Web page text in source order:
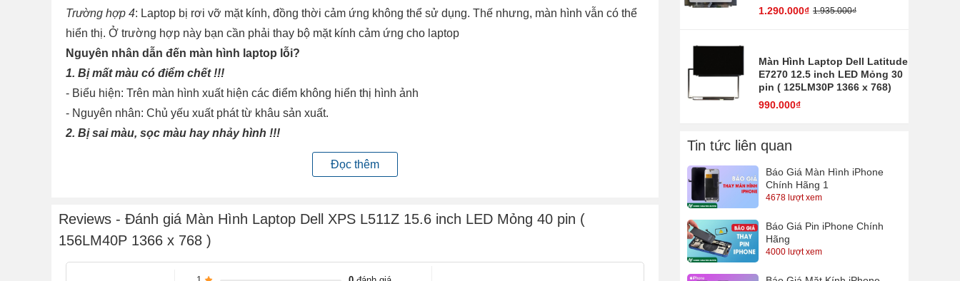
Trường hợp 4: Laptop bị rơi vỡ mặt kính, đồng thời cảm ứng không thể sử dụng. Thế nhưng, màn hình vẫn có thể
hiển thị. Ở trường hợp này bạn cần phải thay bộ mặt kính cảm ứng cho laptop
Nguyên nhân dẫn đến màn hình laptop lỗi?
1. Bị mất màu có điểm chết !!!
- Biểu hiện: Trên màn hình xuất hiện các điểm không hiển thị hình ảnh
- Nguyên nhân: Chủ yếu xuất phát từ khâu sản xuất.
2. Bị sai màu, sọc màu hay nhảy hình !!!
- Biểu hiện: Màn hình chuyển sang một màu duy nhất.
- Nguyên nhân: Có thể do lỗi ở bộ phận socket, hoặc quá trình đóng mở nắp gập màn hình lâu ngày cũng sẽ gây
3. Bị sọc ngang sọc dọc, đỏ nền hay lúc có lúc không !!!
- Nguyên nhân: Đèn cao áp của màn hình hỏng, cáp màn hình đứt, vỉ cao áp hỏng, mất nguồn từ mainboard cấp
Đọc thêm
Reviews - Đánh giá Màn Hình Laptop Dell XPS L511Z 15.6 inch LED Mỏng 40 pin (
156LM40P 1366 x 768 )
1.290.000₫ 1.935.000₫
Màn Hình Laptop Dell Latitude
E7270 12.5 inch LED Mỏng 30
pin ( 125LM30P 1366 x 768)
990.000₫
Tin tức liên quan
Báo Giá Màn Hình iPhone
Chính Hãng 1
4678 lượt xem
Báo Giá Pin iPhone Chính
Hãng
4000 lượt xem